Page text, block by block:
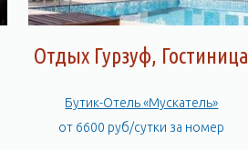
Отдых Гурзуф, Гостиница
Бутик-Отель «Мускатель»
от 6600 руб/сутки за номер